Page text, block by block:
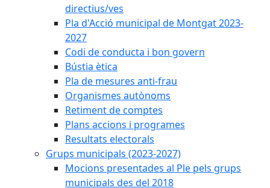
directius/ves
Pla d'Acció municipal de Montgat 2023-
2027
Codi de conducta i bon govern
Bústia ètica
Pla de mesures anti-frau
Organismes autònoms
Retiment de comptes
Plans accions i programes
Resultats electorals
Grups municipals (2023-2027)
Mocions presentades al Ple pels grups
municipals des del 2018